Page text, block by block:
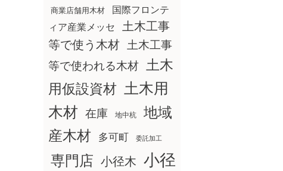
商業店舗用木材
国際フロンテ
ィア産業メッセ
土木工事
等で使う木材
土木工事
等で使われる木材
土木
用仮設資材 土木用
木材 在庫 地中杭
地域
産木材
多可町 委託加工
専門店 小径木 小径